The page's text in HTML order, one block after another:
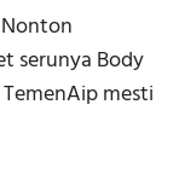
serunya Body
mesti